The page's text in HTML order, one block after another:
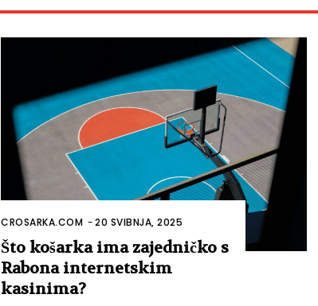
CROSARKA.COM -20 SVIBNJA, 2025
Što košarka ima zajedničko s
Rabona internetskim
kasinima?